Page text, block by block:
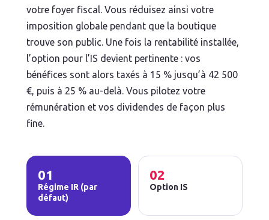
votre foyer fiscal. Vous réduisez ainsi votre
imposition globale pendant que la boutique
trouve son public. Une fois la rentabilité installée,
l’option pour l’IS devient pertinente : vos
bénéfices sont alors taxés à 15 % jusqu’à 42 500
€, puis à 25 % au-delà. Vous pilotez votre
rémunération et vos dividendes de façon plus
fine.
01
Régime IR (par
défaut)
02
Option IS